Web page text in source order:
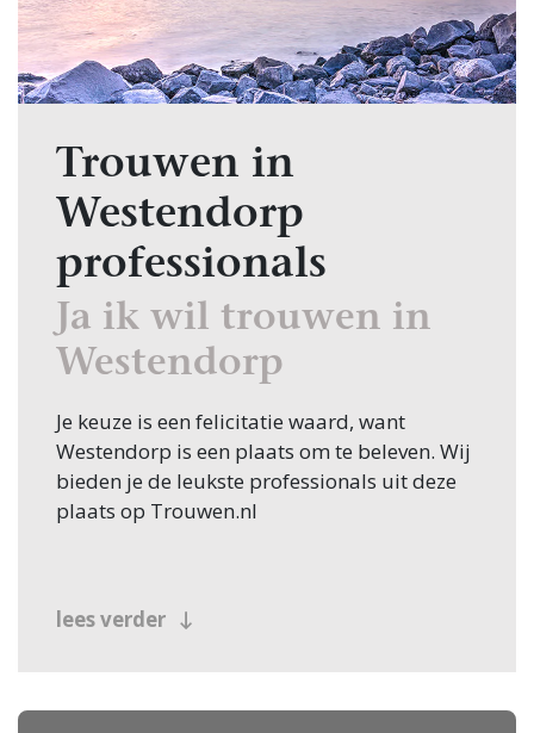
Trouwen in
Westendorp
professionals
Ja ik wil trouwen in
Westendorp
Je keuze is een felicitatie waard, want
Westendorp is een plaats om te beleven. Wij
bieden je de leukste professionals uit deze
plaats op Trouwen.nl
lees verder